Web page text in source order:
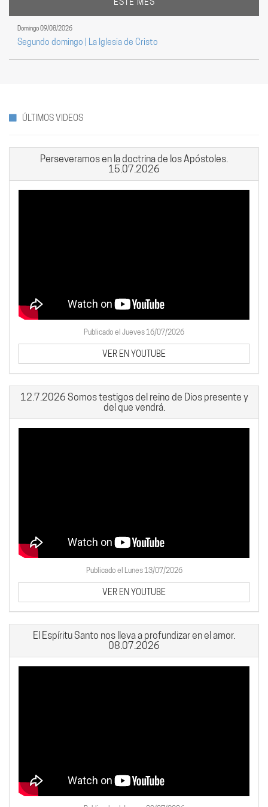
Domingo 09/08/2026
Segundo domingo | La Iglesia de Cristo
ÚLTIMOS VIDEOS
Perseveramos en la doctrina de los Apóstoles.
15.07.2026
Publicado el Jueves 16/07/2026
VER EN YOUTUBE
12.7.2026 Somos testigos del reino de Dios presente y
del que vendrá.
Publicado el Lunes 13/07/2026
VER EN YOUTUBE
El Espíritu Santo nos lleva a profundizar en el amor.
08.07.2026